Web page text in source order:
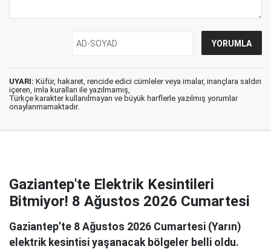
UYARI: Küfür, hakaret, rencide edici cümleler veya imalar, inançlara saldırı
içeren, imla kuralları ile yazılmamış,
Türkçe karakter kullanılmayan ve büyük harflerle yazılmış yorumlar
onaylanmamaktadır.
Gaziantep'te Elektrik Kesintileri
Bitmiyor! 8 Ağustos 2026 Cumartesi
Gaziantep’te 8 Ağustos 2026 Cumartesi (Yarın)
elektrik kesintisi yaşanacak bölgeler belli oldu.